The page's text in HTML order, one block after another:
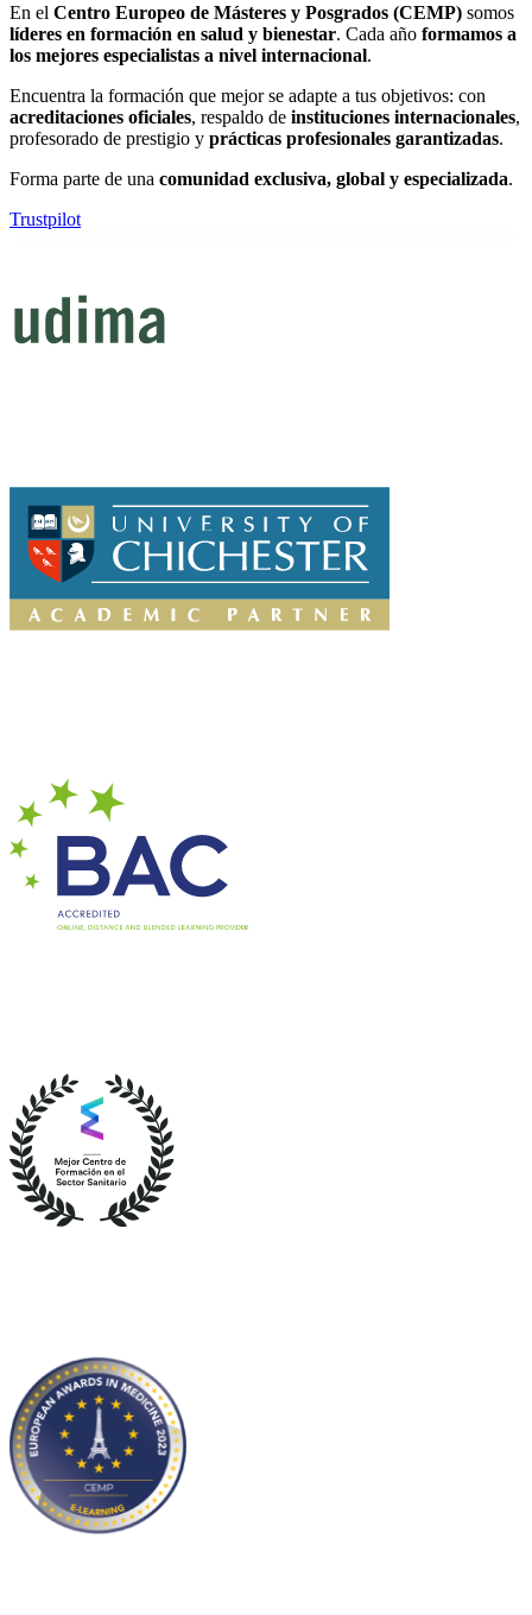
En el Centro Europeo de Másteres y Posgrados (CEMP) somos
líderes en formación en salud y bienestar. Cada año formamos a
los mejores especialistas a nivel internacional.
Encuentra la formación que mejor se adapte a tus objetivos: con
acreditaciones oficiales, respaldo de instituciones internacionales,
profesorado de prestigio y prácticas profesionales garantizadas.
Forma parte de una comunidad exclusiva, global y especializada.
Trustpilot